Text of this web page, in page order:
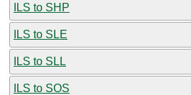
ILS to SHP
ILS to SLE
ILS to SLL
ILS to SOS